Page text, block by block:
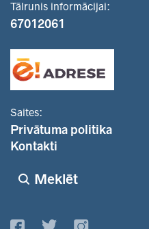
Tālrunis informācijai:
67012061
Saites:
Privātuma politika
Kontakti
Meklēt